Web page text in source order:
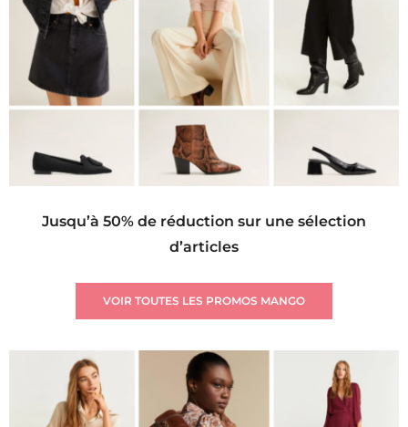
Jusqu’à 50% de réduction sur une sélection
d’articles
VOIR TOUTES LES PROMOS MANGO